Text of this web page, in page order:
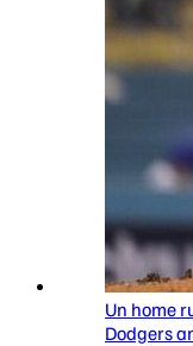
Un home
Dodgers